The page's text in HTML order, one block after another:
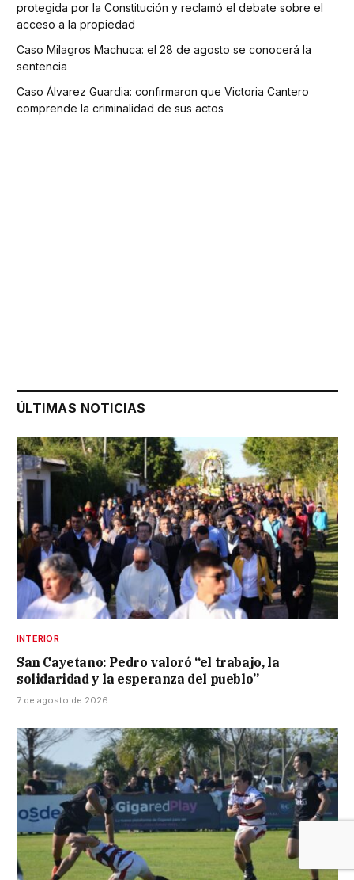
protegida por la Constitución y reclamó el debate sobre el
acceso a la propiedad
Caso Milagros Machuca: el 28 de agosto se conocerá la
sentencia
Caso Álvarez Guardia: confirmaron que Victoria Cantero
comprende la criminalidad de sus actos
ÚLTIMAS NOTICIAS
INTERIOR
San Cayetano: Pedro valoró “el trabajo, la
solidaridad y la esperanza del pueblo”
7 de agosto de 2026